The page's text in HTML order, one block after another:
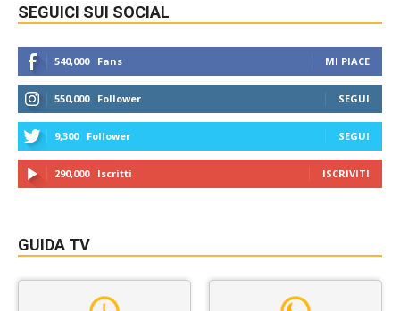
SEGUICI SUI SOCIAL
540,000 Fans MI PIACE
550,000 Follower SEGUI
9,300 Follower SEGUI
290,000 Iscritti ISCRIVITI
GUIDA TV